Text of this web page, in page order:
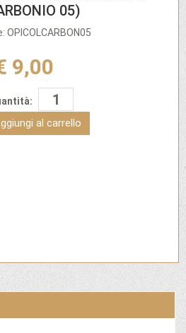
05)
OPICOLCARBON05
9,00
al carrello